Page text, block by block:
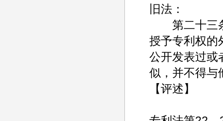
旧法：
第二十三
授予专利权的
公开发表过或
似，并不得与
【评述】